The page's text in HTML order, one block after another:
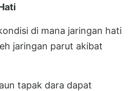
di mana jaringan hati
jaringan parut akibat
tapak dara dapat